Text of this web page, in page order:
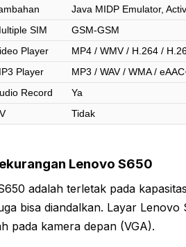
Java MIDP Emulator,
SIM
GSM-GSM
Player
MP4 / WMV / H.264 /
Player
MP3 / WAV / WMA /
Record
Ya
Tidak
Lenovo S650
adalah terletak pada
bisa diandalkan. Layar Lenovo
pada kamera depan (VGA).